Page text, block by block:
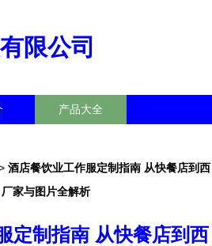
限公司
产品大全
酒店餐饮业工作服定制指南 从快餐店到西
家与图片全解析
定制指南 从快餐店到西